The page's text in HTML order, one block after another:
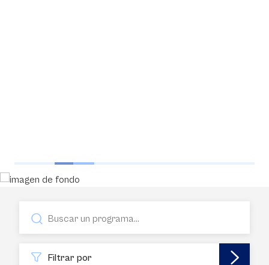
Filtrar por